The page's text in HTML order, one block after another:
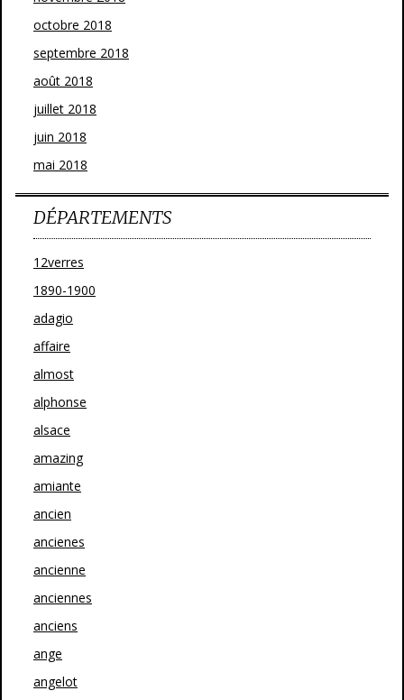
octobre 2018
septembre 2018
août 2018
juillet 2018
juin 2018
mai 2018
DÉPARTEMENTS
12verres
1890-1900
adagio
affaire
almost
alphonse
alsace
amazing
amiante
ancien
ancienes
ancienne
anciennes
anciens
ange
angelot